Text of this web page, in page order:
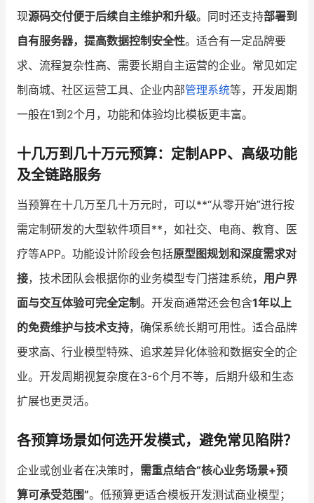
现源码交付便于后续自主维护和升级。同时还支持部署到
自有服务器，提高数据控制安全性。适合有一定品牌要
求、流程复杂性高、需要长期自主运营的企业。常见如定
制商城、社区运营工具、企业内部管理系统等，开发周期
一般在1到2个月，功能和体验均比模板更丰富。
十几万到几十万元预算：定制APP、高级功能
及全链路服务
当预算在十几万至几十万元时，可以**“从零开始”进行按
需定制研发的大型软件项目**，如社交、电商、教育、医
疗等APP。功能设计阶段会包括原型图规划和深度需求对
接，技术团队会根据你的业务模型专门搭建系统， 用户界
面与交互体验可完全定制。开发商通常还会包含1年以上
的免费维护与技术支持，确保系统长期可用性。适合品牌
要求高、行业模型特殊、追求差异化体验和数据安全的企
业。开发周期视复杂度在3-6个月不等，后期升级和生态
扩展也更灵活。
各预算场景如何选开发模式，避免常见陷阱？
企业或创业者在决策时， 需重点结合“核心业务场景+预
算可承受范围”。低预算更适合模板开发测试商业模型；